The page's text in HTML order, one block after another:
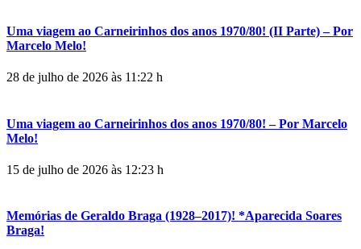
Uma viagem ao Carneirinhos dos anos 1970/80! (II Parte) – Por
Marcelo Melo!
28 de julho de 2026 às 11:22 h
Uma viagem ao Carneirinhos dos anos 1970/80! – Por Marcelo
Melo!
15 de julho de 2026 às 12:23 h
Memórias de Geraldo Braga (1928–2017)! *Aparecida Soares
Braga!